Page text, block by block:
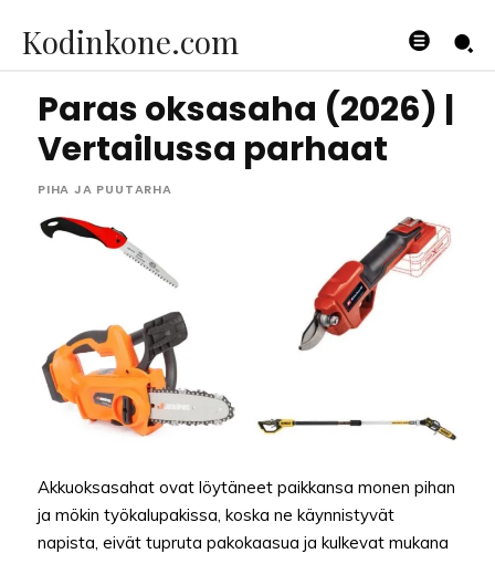
Kodinkone.com
Paras oksasaha (2026) |
Vertailussa parhaat
PIHA JA PUUTARHA
Akkuoksasahat ovat löytäneet paikkansa monen pihan
ja mökin työkalupakissa, koska ne käynnistyvät
napista, eivät tupruta pakokaasua ja kulkevat mukana